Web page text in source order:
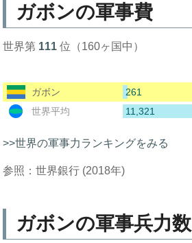
ガボンの軍事費
世界第 111 位（160ヶ国中）
ガボン
261
世界平均
11,321
>>世界の軍事力ランキングをみる
参照：世界銀行 (2018年)
ガボンの軍事兵力数